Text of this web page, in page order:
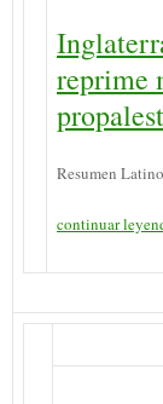
reprime
Resumen
continuar